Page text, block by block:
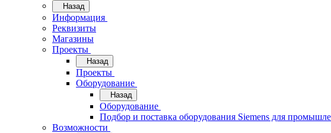
Назад
Информация
Реквизиты
Магазины
Проекты
Назад
Проекты
Оборудование
Назад
Оборудование
Подбор и поставка оборудования Siemens для
Возможности